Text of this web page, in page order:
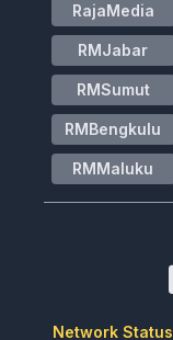
RajaMedia
RMJabar
RMSumut
RMBengkulu
RMMaluku
Network Status